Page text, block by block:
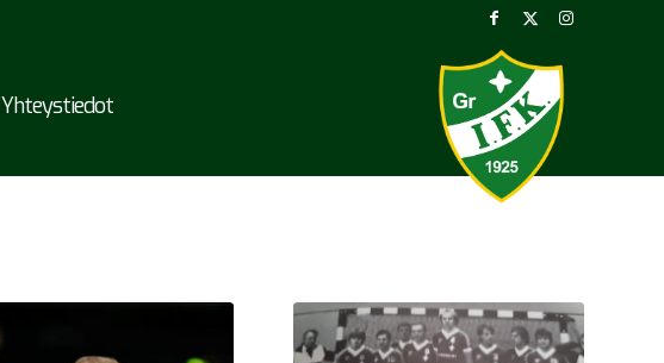
Yhteystiedot